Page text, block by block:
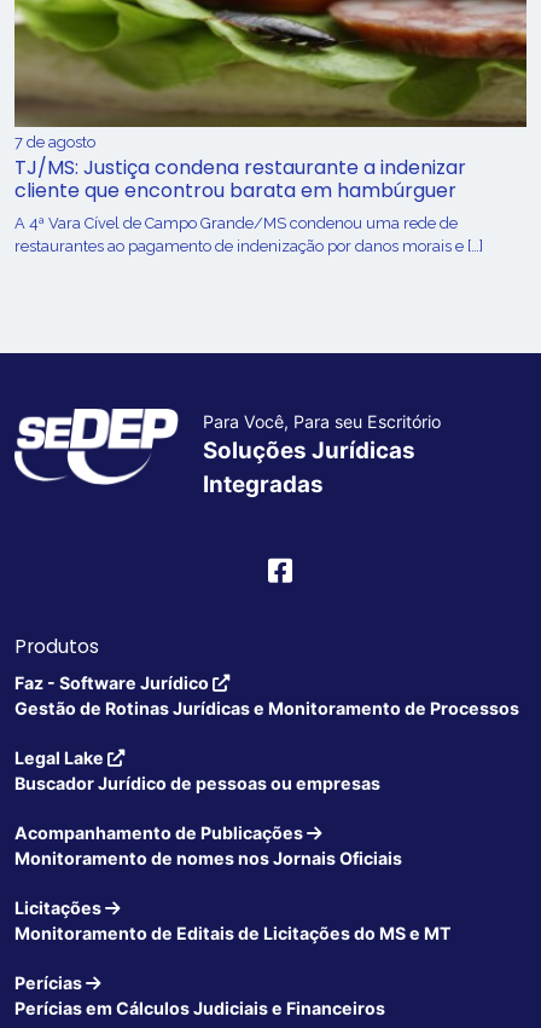
7 de agosto
TJ/MS: Justiça condena restaurante a indenizar
cliente que encontrou barata em hambúrguer
A 4ª Vara Cível de Campo Grande/MS condenou uma rede de
restaurantes ao pagamento de indenização por danos morais e […]
Para Você, Para seu Escritório
Soluções Jurídicas
Integradas
Produtos
Faz - Software Jurídico
Gestão de Rotinas Jurídicas e Monitoramento de Processos
Legal Lake
Buscador Jurídico de pessoas ou empresas
Acompanhamento de Publicações
Monitoramento de nomes nos Jornais Oficiais
Licitações
Monitoramento de Editais de Licitações do MS e MT
Perícias
Perícias em Cálculos Judiciais e Financeiros